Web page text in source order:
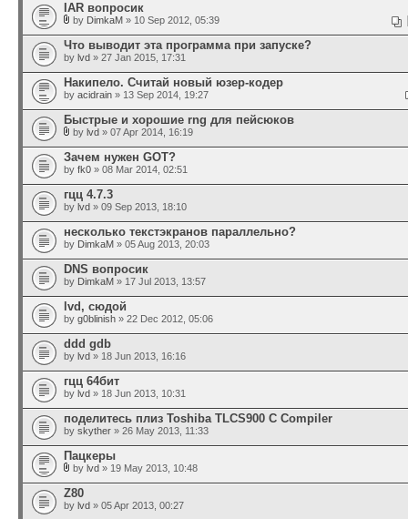
IAR вопросик
by DimkaM » 10 Sep 2012, 05:39
Что выводит эта программа при запуске?
by lvd » 27 Jan 2015, 17:31
Накипело. Считай новый юзер-кодер
by acidrain » 13 Sep 2014, 19:27
Быстрые и хорошие rng для пейсюков
by lvd » 07 Apr 2014, 16:19
Зачем нужен GOT?
by fk0 » 08 Mar 2014, 02:51
гцц 4.7.3
by lvd » 09 Sep 2013, 18:10
несколько текстэкранов параллельно?
by DimkaM » 05 Aug 2013, 20:03
DNS вопросик
by DimkaM » 17 Jul 2013, 13:57
lvd, сюдой
by g0blinish » 22 Dec 2012, 05:06
ddd gdb
by lvd » 18 Jun 2013, 16:16
гцц 64бит
by lvd » 18 Jun 2013, 10:31
поделитесь плиз Toshiba TLCS900 C Compiler
by skyther » 26 May 2013, 11:33
Пацкеры
by lvd » 19 May 2013, 10:48
Z80
by lvd » 05 Apr 2013, 00:27